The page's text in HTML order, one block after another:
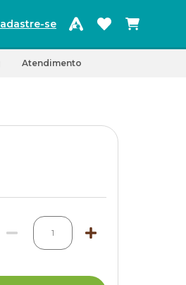
se
Atendimento
1